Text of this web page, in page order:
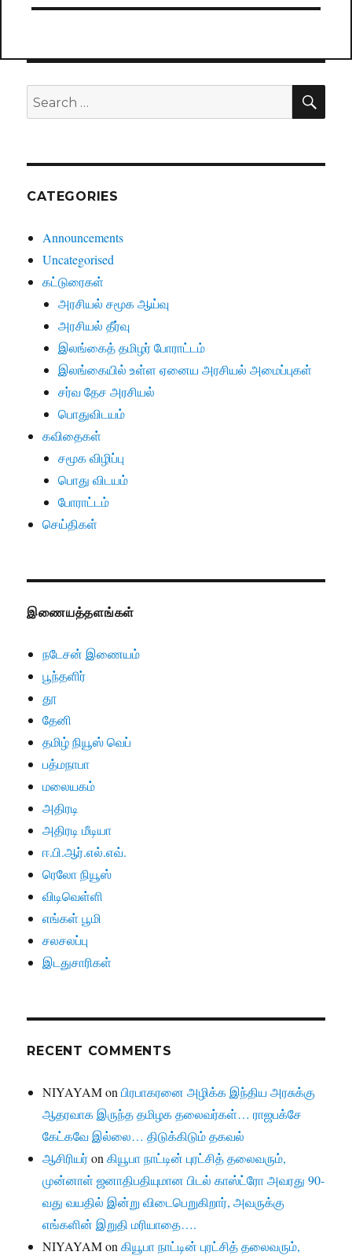
Search
for:
CATEGORIES
Announcements
Uncategorised
கட்டுரைகள்
அரசியல் சமூக ஆய்வு
அரசியல் தீர்வு
இலங்கைத் தமிழர் போராட்டம்
இலங்கையில் உள்ள ஏனைய அரசியல் அமைப்புகள்
சர்வ தேச அரசியல்
பொதுவிடயம்
கவிதைகள்
சமூக விழிப்பு
பொது விடயம்
போராட்டம்
செய்திகள்
இணையத்தளங்கள்
நடேசன் இணையம்
பூந்தளிர்
தூ
தேனி
தமிழ் நியூஸ் வெப்
பத்மநாபா
மலையகம்
அதிரடி
அதிரடி மீடியா
ஈ.பி.ஆர்.எல்.எவ்.
ரெலோ நியூஸ்
விடிவெள்ளி
எங்கள் பூமி
சலசலப்பு
இடதுசாரிகள்
RECENT COMMENTS
NIYAYAMonபிரபாகரனை அழிக்க இந்திய அரசுக்கு
ஆதரவாக இருந்த தமிழக தலைவர்கள்… ராஜபக்சே
கேட்கவே இல்லை… திடுக்கிடும் தகவல்
ஆசிரியர்onகியூபா நாட்டின் புரட்சித் தலைவரும்,
முன்னாள் ஜனாதிபதியுமான பிடல் காஸ்ட்ரோ அவரது 90-
வது வயதில் இன்று விடைபெறுகிறார், அவருக்கு
எங்களின் இறுதி மரியாதை….
NIYAYAMonகியூபா நாட்டின் புரட்சித் தலைவரும்,